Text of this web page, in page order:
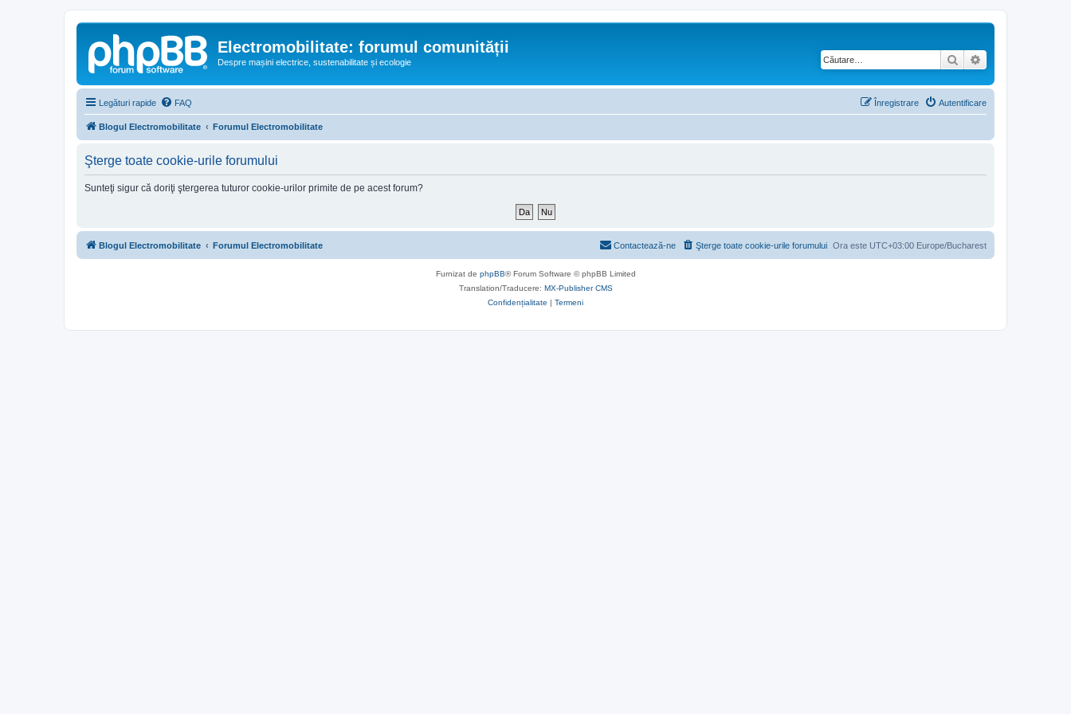
Electromobilitate: forumul comunității
Despre mașini electrice, sustenabilitate și ecologie Căutare
Legături rapide FAQ Autentificare
Înregistrare
Blogul Electromobilitate Forumul Electromobilitate
Şterge toate cookie-urile forumului
Sunteţi sigur că doriţi ştergerea tuturor cookie-urilor primite de pe acest forum?
Blogul Electromobilitate Forumul Electromobilitate Ora este UTC+03:00 Europe/Bucharest
Şterge toate cookie-urile forumului
Contactează-ne
Furnizat de phpBB® Forum Software © phpBB Limited
Translation/Traducere: MX-Publisher CMS
Confidențialitate | Termeni